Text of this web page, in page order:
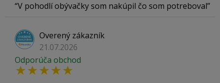
V pohodlí obývačky som nakúpil čo som potreboval
Overený zákazník
21.07.2026
Odporúča obchod